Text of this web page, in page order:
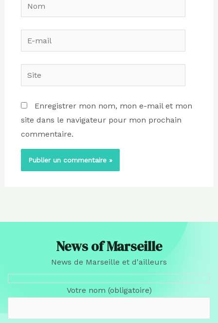
mail
Site
Enregistrer mon nom, mon e-mail et mon
site dans le navigateur pour mon prochain
commentaire.
News of Marseille
News de Marseille et d'ailleurs
Votre nom (obligatoire)